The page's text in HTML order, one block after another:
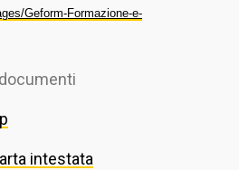
Geform-Formazione-e-
intestata